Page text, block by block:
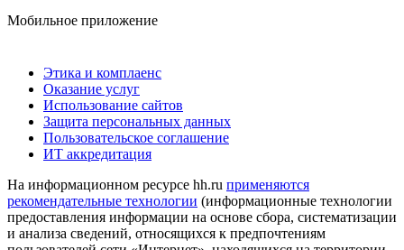
Мобильное приложение
Этика и комплаенс
Оказание услуг
Использование сайтов
Защита персональных данных
Пользовательское соглашение
ИТ аккредитация
На информационном ресурсе hh.ru применяются
рекомендательные технологии (информационные технологии
предоставления информации на основе сбора, систематизации
и анализа сведений, относящихся к предпочтениям